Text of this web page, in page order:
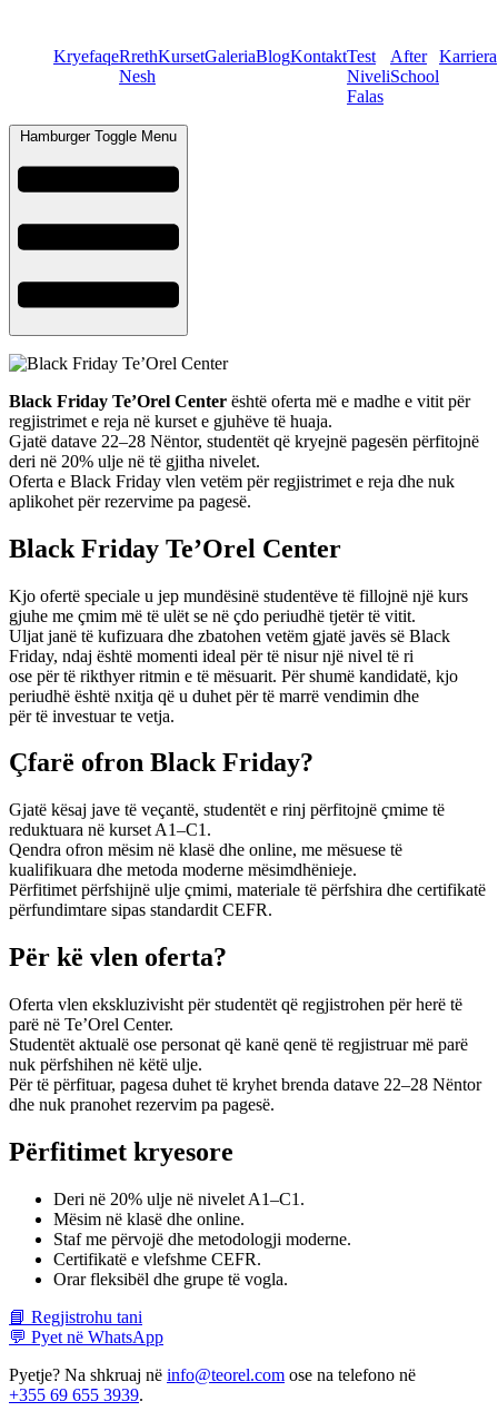
KryefaqeRreth
Nesh
KursetGaleriaBlogKontaktTest
Niveli
Falas
After
School
Karriera
Hamburger Toggle Menu
Black Friday Te’Orel Center është oferta më e madhe e vitit për
regjistrimet e reja në kurset e gjuhëve të huaja.
Gjatë datave 22–28 Nëntor, studentët që kryejnë pagesën përfitojnë
deri në 20% ulje në të gjitha nivelet.
Oferta e Black Friday vlen vetëm për regjistrimet e reja dhe nuk
aplikohet për rezervime pa pagesë.
Black Friday Te’Orel Center
Kjo ofertë speciale u jep mundësinë studentëve të fillojnë një kurs
gjuhe me çmim më të ulët se në çdo periudhë tjetër të vitit.
Uljat janë të kufizuara dhe zbatohen vetëm gjatë javës së Black
Friday, ndaj është momenti ideal për të nisur një nivel të ri
ose për të rikthyer ritmin e të mësuarit. Për shumë kandidatë, kjo
periudhë është nxitja që u duhet për të marrë vendimin dhe
për të investuar te vetja.
Çfarë ofron Black Friday?
Gjatë kësaj jave të veçantë, studentët e rinj përfitojnë çmime të
reduktuara në kurset A1–C1.
Qendra ofron mësim në klasë dhe online, me mësuese të
kualifikuara dhe metoda moderne mësimdhënieje.
Përfitimet përfshijnë ulje çmimi, materiale të përfshira dhe certifikatë
përfundimtare sipas standardit CEFR.
Për kë vlen oferta?
Oferta vlen ekskluzivisht për studentët që regjistrohen për herë të
parë në Te’Orel Center.
Studentët aktualë ose personat që kanë qenë të regjistruar më parë
nuk përfshihen në këtë ulje.
Për të përfituar, pagesa duhet të kryhet brenda datave 22–28 Nëntor
dhe nuk pranohet rezervim pa pagesë.
Përfitimet kryesore
Deri në 20% ulje në nivelet A1–C1.
Mësim në klasë dhe online.
Staf me përvojë dhe metodologji moderne.
Certifikatë e vlefshme CEFR.
Orar fleksibël dhe grupe të vogla.
📘 Regjistrohu tani
💬 Pyet në WhatsApp
Pyetje? Na shkruaj në info@teorel.com ose na telefono në
+355 69 655 3939.